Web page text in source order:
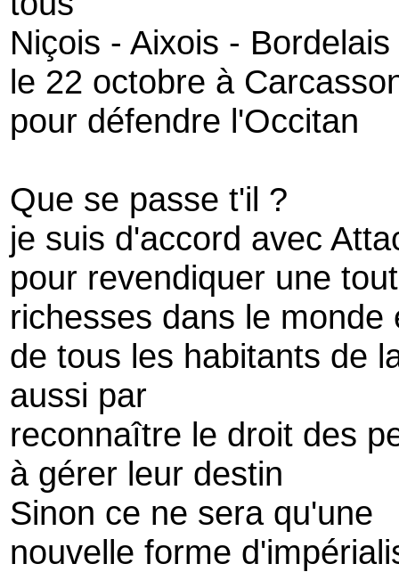
Niçois - Aixois -
le 22 octobre à
pour défendre l'Occitan
Que se passe t'il ?
je suis d'accord avec
pour revendiquer une
richesses dans le
de tous les habitants de
aussi par
reconnaître le droit des
à gérer leur destin
Sinon ce ne sera qu'une
nouvelle forme